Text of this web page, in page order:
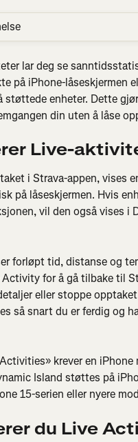
lar deg se
på iPhone-låseskjermen
støttede enheter. Dette
din uten å låse
Live-
i Strava-appen, vises
på låseskjermen. Hvis
vil den også vises i
forløpt tid, distanse og
for å gå tilbake til
eller stoppe
så snart du er ferdig og
krever en iPhone
Island støttes på
15-serien eller nyere
du Live